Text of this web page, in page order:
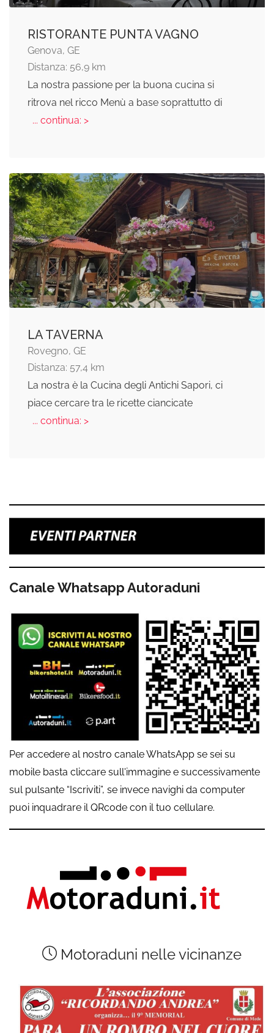
RISTORANTE PUNTA VAGNO
Genova, GE
Distanza: 56,9 km
La nostra passione per la buona cucina si
ritrova nel ricco Menù a base soprattutto di
... continua: >
LA TAVERNA
Rovegno, GE
Distanza: 57,4 km
La nostra è la Cucina degli Antichi Sapori, ci
piace cercare tra le ricette ciancicate
... continua: >
Canale Whatsapp Autoraduni
Per accedere al nostro canale WhatsApp se sei su
mobile basta cliccare sull'immagine e successivamente
sul pulsante “Iscriviti”, se invece navighi da computer
puoi inquadrare il QRcode con il tuo cellulare.
Motoraduni nelle vicinanze